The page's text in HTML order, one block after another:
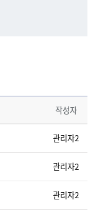
작성자
관리자2
관리자2
관리자2